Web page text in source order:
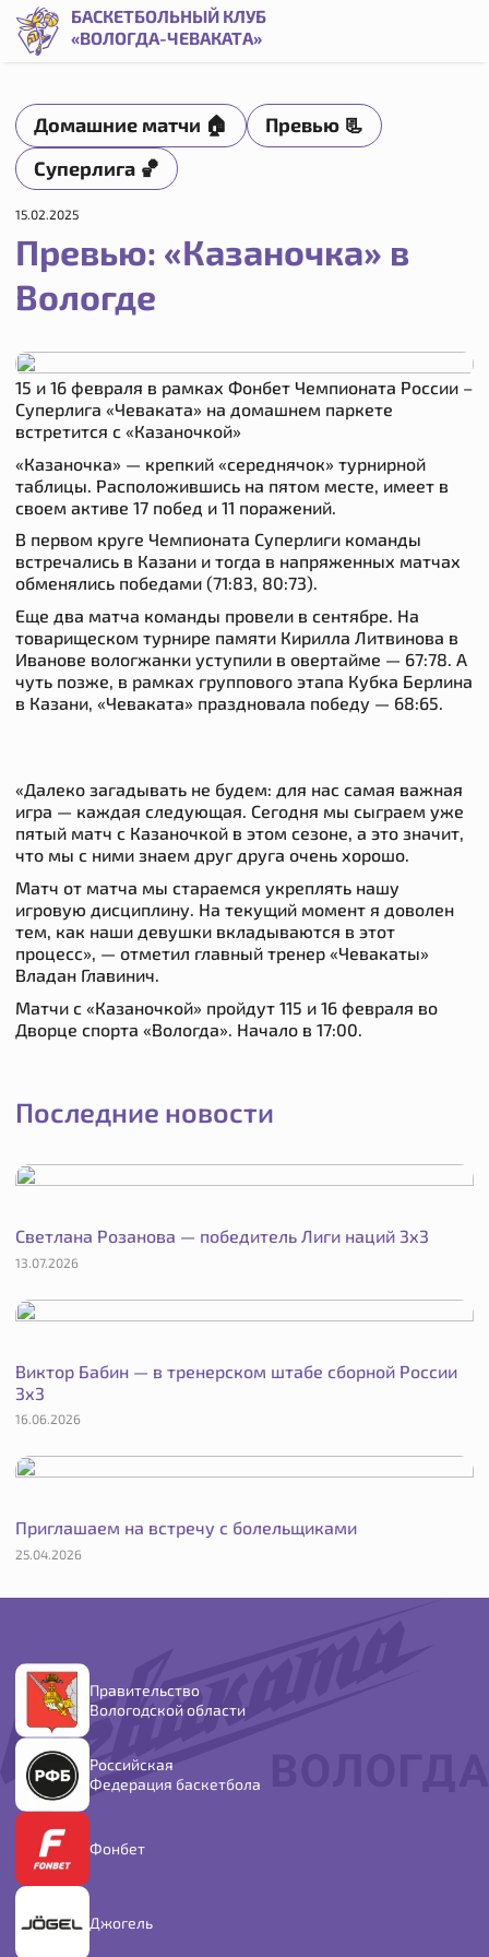
БАСКЕТБОЛЬНЫЙ КЛУБ
«ВОЛОГДА-ЧЕВАКАТА»
Домашние матчи 🏠
Превью 📃
Суперлига 🏀
15.02.2025
Превью: «Казаночка» в
Вологде
15 и 16 февраля в рамках Фонбет Чемпионата России –
Суперлига «Чеваката» на домашнем паркете
встретится с «Казаночкой»
«Казаночка» — крепкий «середнячок» турнирной
таблицы. Расположившись на пятом месте, имеет в
своем активе 17 побед и 11 поражений.
В первом круге Чемпионата Суперлиги команды
встречались в Казани и тогда в напряженных матчах
обменялись победами (71:83, 80:73).
Еще два матча команды провели в сентябре. На
товарищеском турнире памяти Кирилла Литвинова в
Иванове вологжанки уступили в овертайме — 67:78. А
чуть позже, в рамках группового этапа Кубка Берлина
в Казани, «Чеваката» праздновала победу — 68:65.
«Далеко загадывать не будем: для нас самая важная
игра — каждая следующая. Сегодня мы сыграем уже
пятый матч с Казаночкой в этом сезоне, а это значит,
что мы с ними знаем друг друга очень хорошо.
Матч от матча мы стараемся укреплять нашу
игровую дисциплину. На текущий момент я доволен
тем, как наши девушки вкладываются в этот
процесс», — отметил главный тренер «Чевакаты»
Владан Главинич.
Матчи с «Казаночкой» пройдут 115 и 16 февраля во
Дворце спорта «Вологда». Начало в 17:00.
Последние новости
Светлана Розанова — победитель Лиги наций 3х3
13.07.2026
Виктор Бабин — в тренерском штабе сборной России
3х3
16.06.2026
Приглашаем на встречу с болельщиками
25.04.2026
Правительство
Вологодской области
Российская
Федерация баскетбола
Фонбет
Джогель
Превью: &#171;Казаночка&#187; в Вологде |